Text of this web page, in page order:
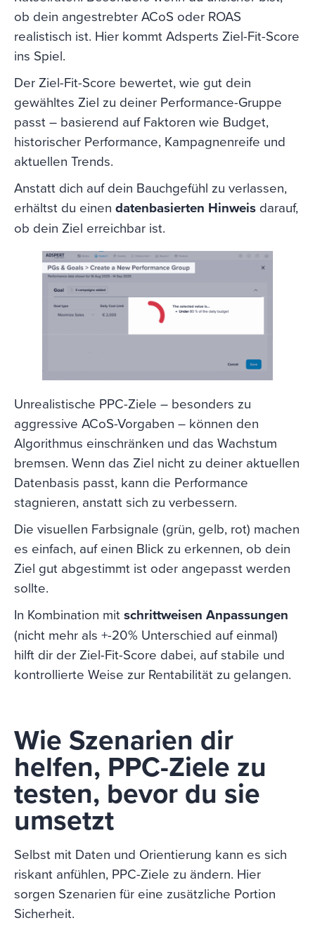
ob dein angestrebter ACoS oder ROAS
realistisch ist. Hier kommt Adsperts Ziel-Fit-Score
ins Spiel.
Der Ziel-Fit-Score bewertet, wie gut dein
gewähltes Ziel zu deiner Performance-Gruppe
passt – basierend auf Faktoren wie Budget,
historischer Performance, Kampagnenreife und
aktuellen Trends.
Anstatt dich auf dein Bauchgefühl zu verlassen,
erhältst du einen datenbasierten Hinweis darauf,
ob dein Ziel erreichbar ist.
Unrealistische PPC-Ziele – besonders zu
aggressive ACoS-Vorgaben – können den
Algorithmus einschränken und das Wachstum
bremsen. Wenn das Ziel nicht zu deiner aktuellen
Datenbasis passt, kann die Performance
stagnieren, anstatt sich zu verbessern.
Die visuellen Farbsignale (grün, gelb, rot) machen
es einfach, auf einen Blick zu erkennen, ob dein
Ziel gut abgestimmt ist oder angepasst werden
sollte.
In Kombination mitschrittweisen Anpassungen
(nicht mehr als +-20% Unterschied auf einmal)
hilft dir der Ziel-Fit-Score dabei, auf stabile und
kontrollierte Weise zur Rentabilität zu gelangen.
Wie Szenarien dir
helfen, PPC-Ziele zu
testen, bevor du sie
umsetzt
Selbst mit Daten und Orientierung kann es sich
riskant anfühlen, PPC-Ziele zu ändern. Hier
sorgen Szenarien für eine zusätzliche Portion
Sicherheit.